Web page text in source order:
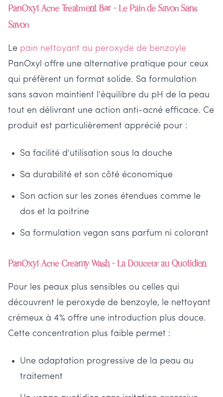
PanOxyl Acne Treatment Bar - Le Pain de Savon Sans
Savon
Le pain nettoyant au peroxyde de benzoyle
PanOxyl offre une alternative pratique pour ceux
qui préfèrent un format solide. Sa formulation
sans savon maintient l'équilibre du pH de la peau
tout en délivrant une action anti-acné efficace. Ce
produit est particulièrement apprécié pour :
Sa facilité d'utilisation sous la douche
Sa durabilité et son côté économique
Son action sur les zones étendues comme le
dos et la poitrine
Sa formulation vegan sans parfum ni colorant
PanOxyl Acne Creamy Wash - La Douceur au Quotidien
Pour les peaux plus sensibles ou celles qui
découvrent le peroxyde de benzoyle, le nettoyant
crémeux à 4% offre une introduction plus douce.
Cette concentration plus faible permet :
Une adaptation progressive de la peau au
traitement